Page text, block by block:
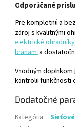
Odporúčané
Pre kompletnú a
zdroj s kvalitnými
elektrické ohradníky
bránamia
Vhodným doplnkom
kontrolu funkčnosti
Dodatočné
Kategória: